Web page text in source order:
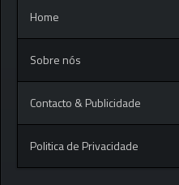
Home
Sobre nós
Contacto & Publicidade
Politica de Privacidade